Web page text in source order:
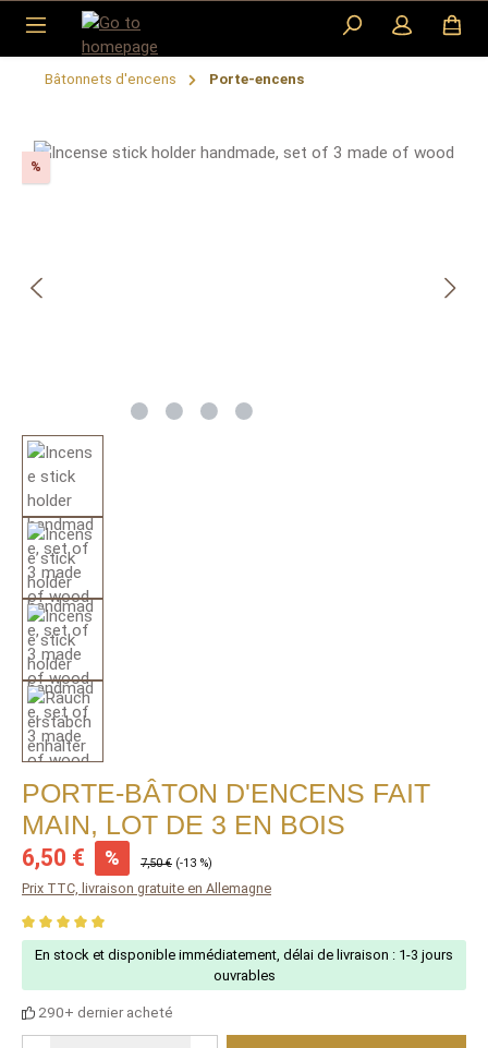
Skip to main content
Bâtonnets d'encens Porte-encens
Skip image gallery
%
PORTE-BÂTON D'ENCENS FAIT
MAIN, LOT DE 3 EN BOIS
Sale price:
6,50 € % Regular price:
7,50 € (-13 %)
Prix TTC, livraison gratuite en Allemagne
Average rating of 5 out of 5 stars
En stock et disponible immédiatement, délai de livraison : 1-3 jours
ouvrables
290+ dernier acheté